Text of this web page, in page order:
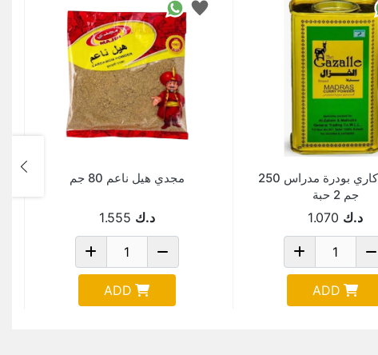
الغزال كاري بودرة مدراس 250
جم 2 حبة
د.ك 1.070
ADD
مجدي هيل ناعم 80 جم
د.ك 1.555
ADD